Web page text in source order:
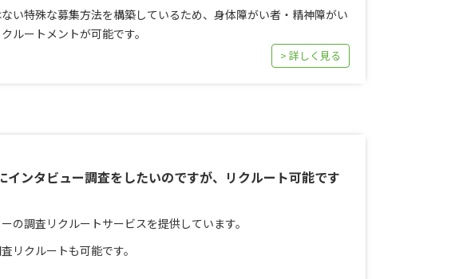
い特殊な募集方法を構築しているため、身体障がい者・精神障がい
ルートメントが可能です。
> 詳しく見る
インタビュー調査をしたいのですが、リクルート可能です
の調査リクルートサービスを提供しています。
リクルートも可能です。